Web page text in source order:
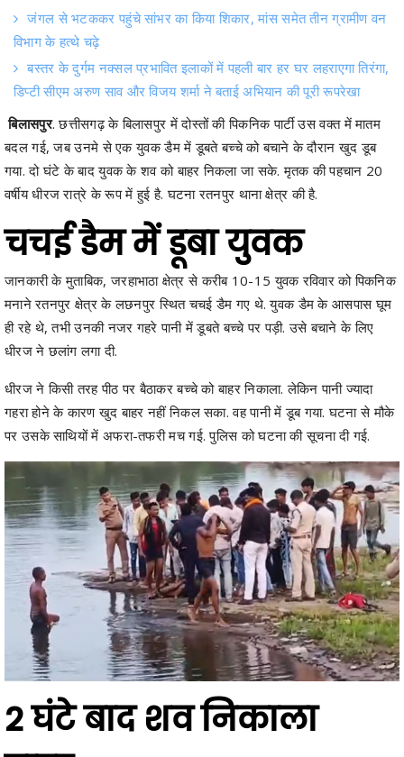
बस्तर के दुर्गम नक्सल प्रभावित इलाकों में पहली बार हर घर लहराएगा तिरंगा,
डिप्टी सीएम अरुण साव और विजय शर्मा ने बताई अभियान की पूरी रूपरेखा
बिलासपुर. छत्तीसगढ़ के बिलासपुर में दोस्तों की पिकनिक पार्टी उस वक्त में मातम
बदल गई, जब उनमे से एक युवक डैम में डूबते बच्चे को बचाने के दौरान खुद डूब
गया. दो घंटे के बाद युवक के शव को बाहर निकला जा सके. मृतक की पहचान 20
वर्षीय धीरज रात्रे के रूप में हुई है. घटना रतनपुर थाना क्षेत्र की है.
चचई डैम में डूबा युवक
जानकारी के मुताबिक, जरहाभाठा क्षेत्र से करीब 10-15 युवक रविवार को पिकनिक
मनाने रतनपुर क्षेत्र के लछनपुर स्थित चचई डैम गए थे. युवक डैम के आसपास घूम
ही रहे थे, तभी उनकी नजर गहरे पानी में डूबते बच्चे पर पड़ी. उसे बचाने के लिए
धीरज ने छलांग लगा दी.
धीरज ने किसी तरह पीठ पर बैठाकर बच्चे को बाहर निकाला. लेकिन पानी ज्यादा
गहरा होने के कारण खुद बाहर नहीं निकल सका. वह पानी में डूब गया. घटना से मौके
पर उसके साथियों में अफरा-तफरी मच गई. पुलिस को घटना की सूचना दी गई.
2 घंटे बाद शव निकाला
बाहर
पुलिस ने मौक पर पहुंचकर स्थानीय लोगों की मदद से रेस्क्यू अभियान चलाया.